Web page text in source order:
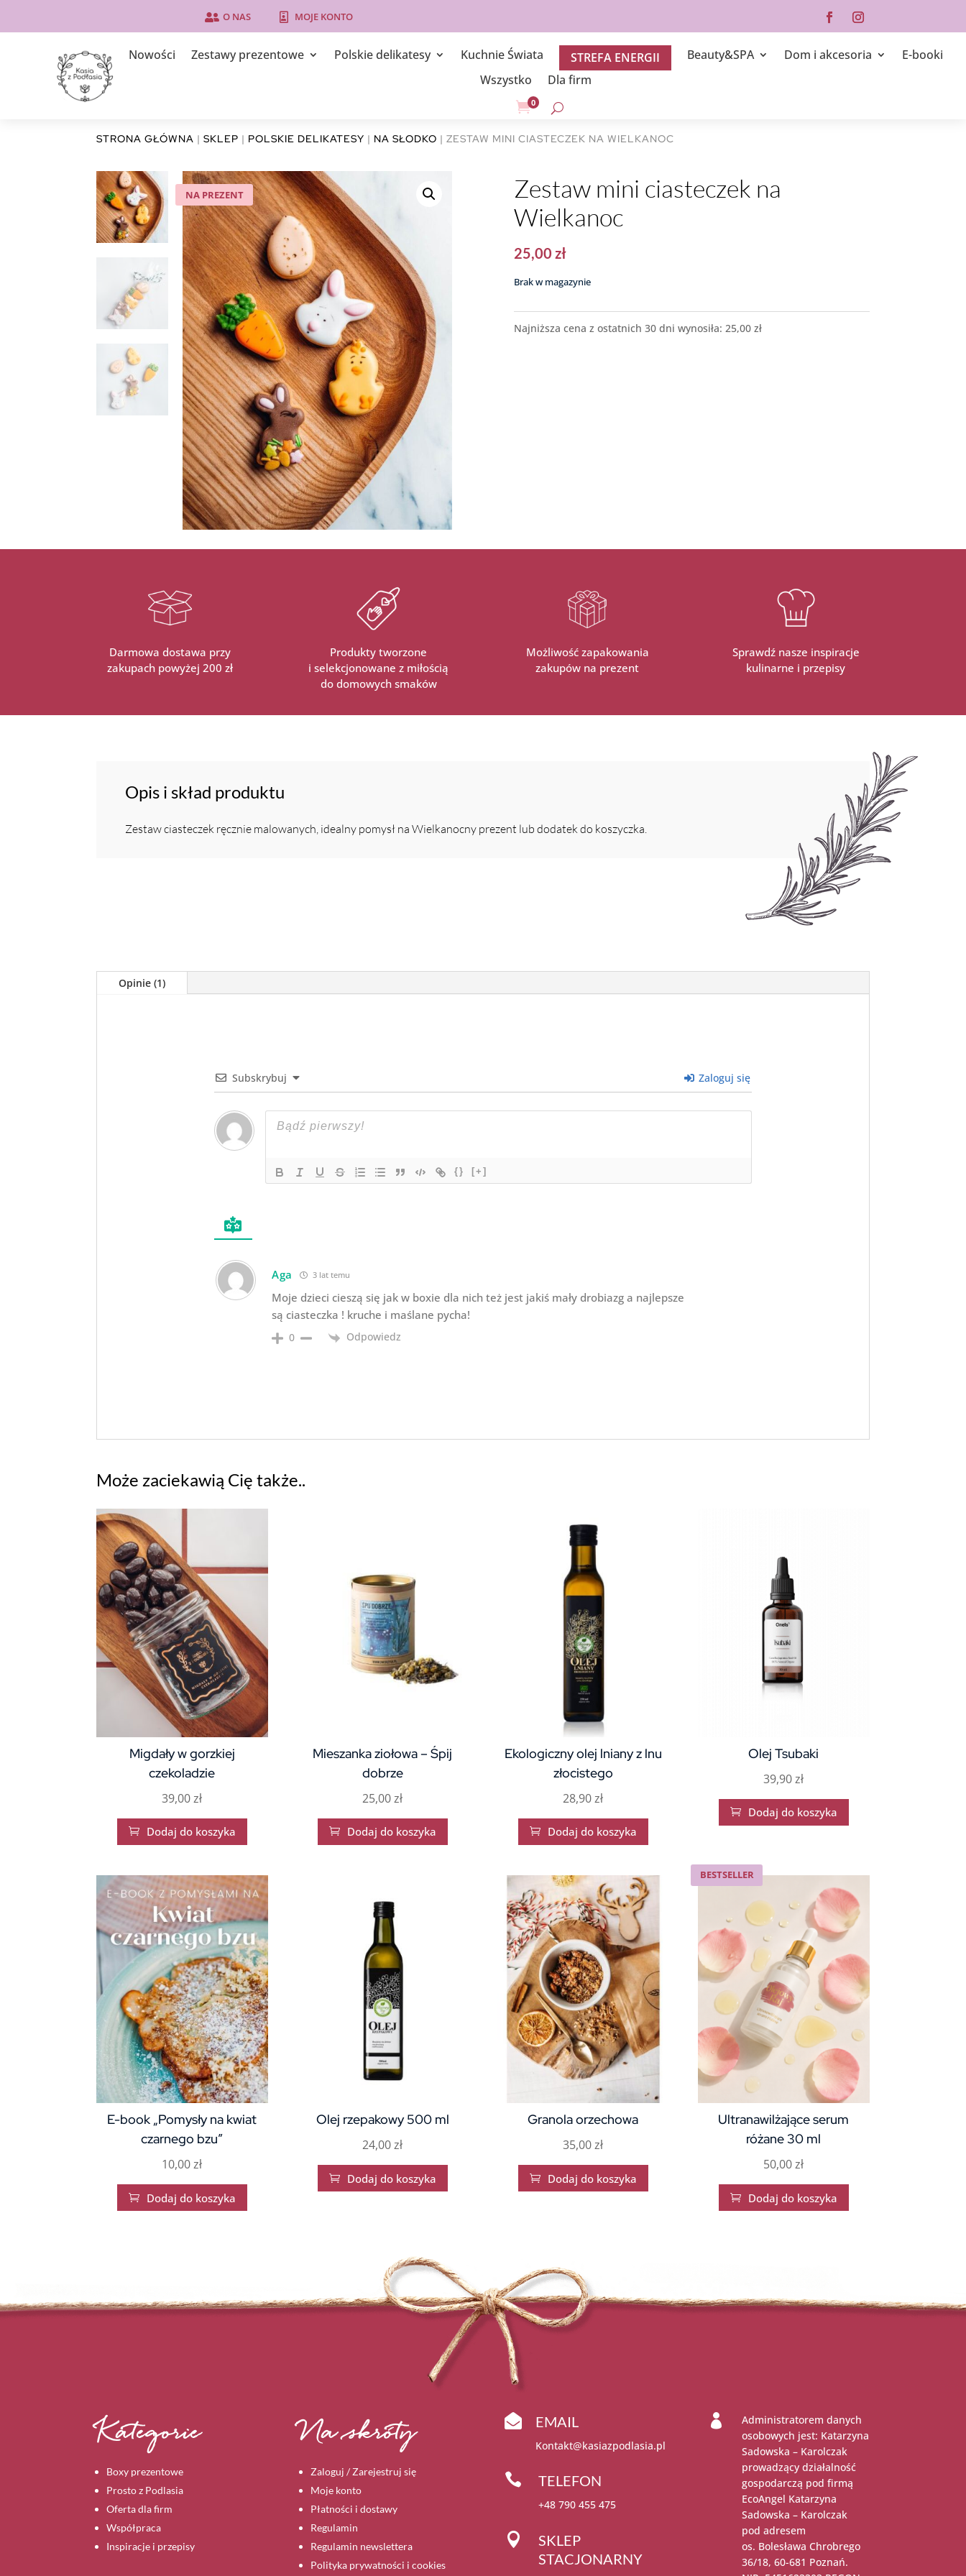
 O NAS  MOJE KONTO
Nowości Zestawy prezentowe Polskie delikatesy Kuchnie Świata STREFA ENERGII Beauty&SPA Dom i akcesoria
E-booki
Wszystko
Dla firm
0
STRONA GŁÓWNA |SKLEP | POLSKIE DELIKATESY | NA SŁODKO | ZESTAW MINI CIASTECZEK NA WIELKANOC
NA PREZENT
Zestaw mini ciasteczek na
Wielkanoc
25,00 zł
Brak w magazynie
Najniższa cena z ostatnich 30 dni wynosiła: 25,00 zł
Darmowa dostawa przy
zakupach powyżej 200 zł
Produkty tworzone
i selekcjonowane z miłością
do domowych smaków
Możliwość zapakowania
zakupów na prezent
Sprawdź nasze inspiracje
kulinarne i przepisy
Opis i skład produktu
Zestaw ciasteczek ręcznie malowanych, idealny pomysł na Wielkanocny prezent lub dodatek do koszyczka.
Opinie (1)
Subskrybuj Zaloguj się
{} [+]
Aga 3 lat temu
Moje dzieci cieszą się jak w boxie dla nich też jest jakiś mały drobiazg a najlepsze
są ciasteczka ! kruche i maślane pycha!
0 Odpowiedz
Może zaciekawią Cię także..
Migdały w gorzkiej
czekoladzie
39,00zł
 Dodaj do koszyka
Mieszanka ziołowa – Śpij
dobrze
25,00zł
 Dodaj do koszyka
Ekologiczny olej lniany z lnu
złocistego
28,90zł
 Dodaj do koszyka
Olej Tsubaki
39,90zł
 Dodaj do koszyka
E-book „Pomysły na kwiat
czarnego bzu”
10,00zł
 Dodaj do koszyka
Olej rzepakowy 500 ml
24,00zł
 Dodaj do koszyka
Granola orzechowa
35,00zł
 Dodaj do koszyka
BESTSELLER
Ultranawilżające serum
różane 30 ml
50,00zł
 Dodaj do koszyka
Kategorie
Boxy prezentowe
Prosto z Podlasia
Oferta dla firm
Współpraca
Inspiracje i przepisy
Na skróty
Zaloguj / Zarejestruj się
Moje konto
Płatności i dostawy
Regulamin
Regulamin newslettera
Polityka prywatności i cookies
 EMAIL
Kontakt@kasiazpodlasia.pl
 TELEFON
+48 790 455 475

SKLEP
STACJONARNY

Administratorem danych
osobowych jest: Katarzyna
Sadowska – Karolczak
prowadzący działalność
gospodarczą pod firmą
EcoAngel Katarzyna
Sadowska – Karolczak
pod adresem
os. Bolesława Chrobrego
36/18, 60-681 Poznań.